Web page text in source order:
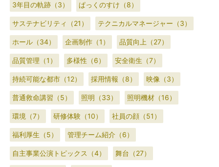
3年目の軌跡（3） ぱっくのすけ（8）
サステナビリティ（21） テクニカルマネージャー（3）
ホール（34） 企画制作（1） 品質向上（27）
品質管理（1） 多様性（6） 安全衛生（7）
持続可能な都市（12） 採用情報（8） 映像（3）
普通救命講習（5） 照明（33） 照明機材（16）
環境（7） 研修体験（10） 社員の顔（51）
福利厚生（5） 管理チーム紹介（6）
自主事業公演トピックス（4） 舞台（27）